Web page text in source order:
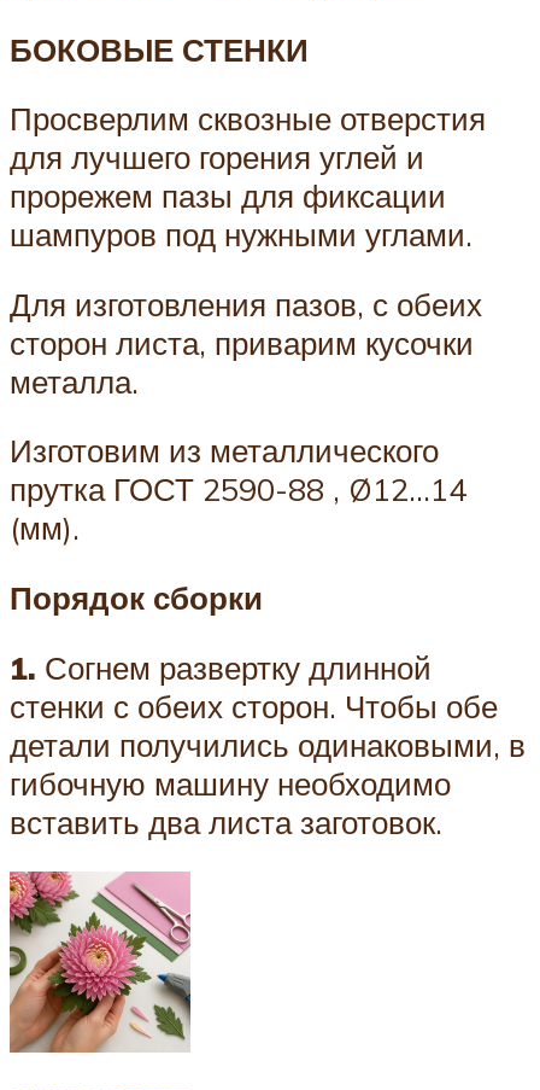
БОКОВЫЕ СТЕНКИ
Просверлим сквозные отверстия
для лучшего горения углей и
прорежем пазы для фиксации
шампуров под нужными углами.
Для изготовления пазов, с обеих
сторон листа, приварим кусочки
металла.
Изготовим из металлического
прутка ГОСТ 2590-88 , Ø12…14
(мм).
Порядок сборки
1. Согнем развертку длинной
стенки с обеих сторон. Чтобы обе
детали получились одинаковыми, в
гибочную машину необходимо
вставить два листа заготовок.